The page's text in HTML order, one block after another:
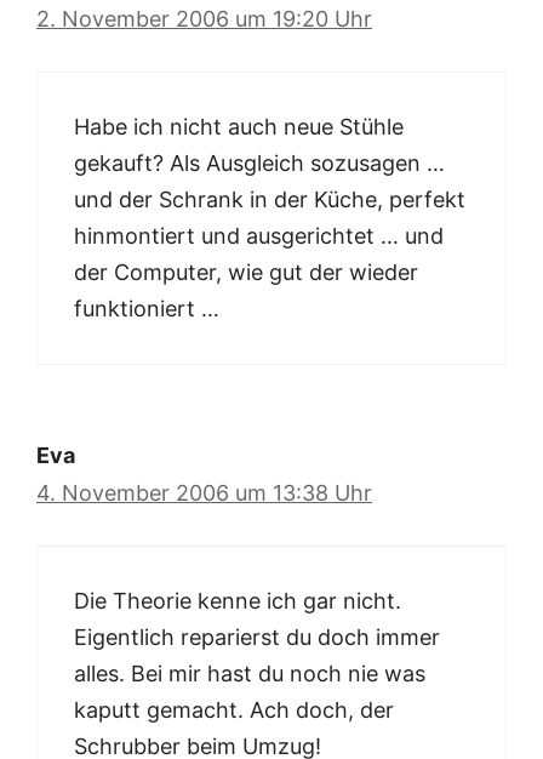
2. November 2006 um 19:20 Uhr
Habe ich nicht auch neue Stühle
gekauft? Als Ausgleich sozusagen …
und der Schrank in der Küche, perfekt
hinmontiert und ausgerichtet … und
der Computer, wie gut der wieder
funktioniert …
Eva
4. November 2006 um 13:38 Uhr
Die Theorie kenne ich gar nicht.
Eigentlich reparierst du doch immer
alles. Bei mir hast du noch nie was
kaputt gemacht. Ach doch, der
Schrubber beim Umzug!